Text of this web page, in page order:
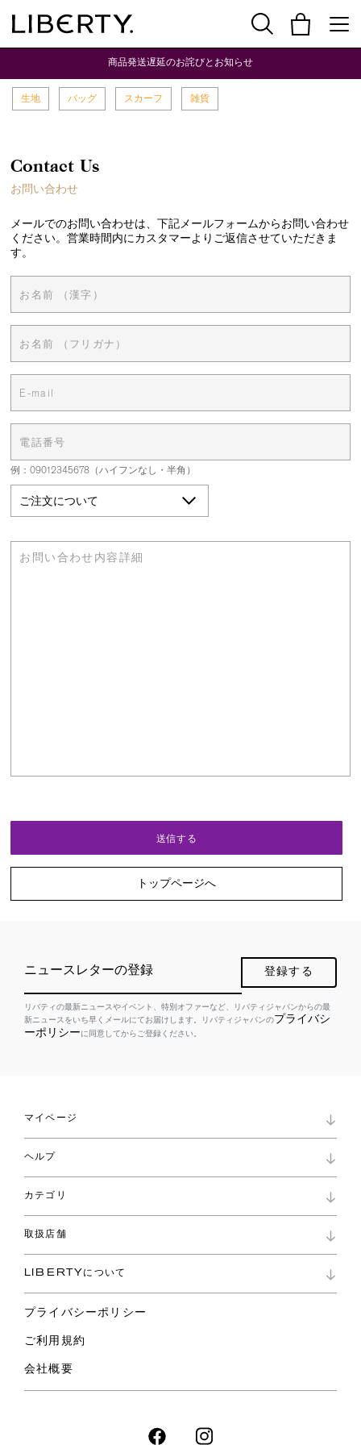
商品発送遅延のお詫びとお知らせ
生地 バッグ スカーフ 雑貨
Contact Us
お問い合わせ
メールでのお問い合わせは、下記メールフォームからお問い合わせ
ください。営業時間内にカスタマーよりご返信させていただきま
す。
例：09012345678（ハイフンなし・半角）
トップページへ
ニュースレターの登録 登録する
リバティの最新ニュースやイベント、特別オファーなど、リバティジャパンからの最
新ニュースをいち早くメールにてお届けします。リバティジャパンのプライバシ
ーポリシーに同意してからご登録ください。
マイページ
ロイヤリティプログラム
パスワード再設定
ショッピングバッグ
ヘルプ
お問い合わせ
よくあるご質問
ご利用ガイド
カテゴリ
コレクション
ファブリックス
バッグ
スカーフ
ウェア
ライフスタイル
スペシャル
取扱店舗
リバティ・ファブリックス
LIBERTYについて
プライバシーポリシー
ご利用規約
会社概要